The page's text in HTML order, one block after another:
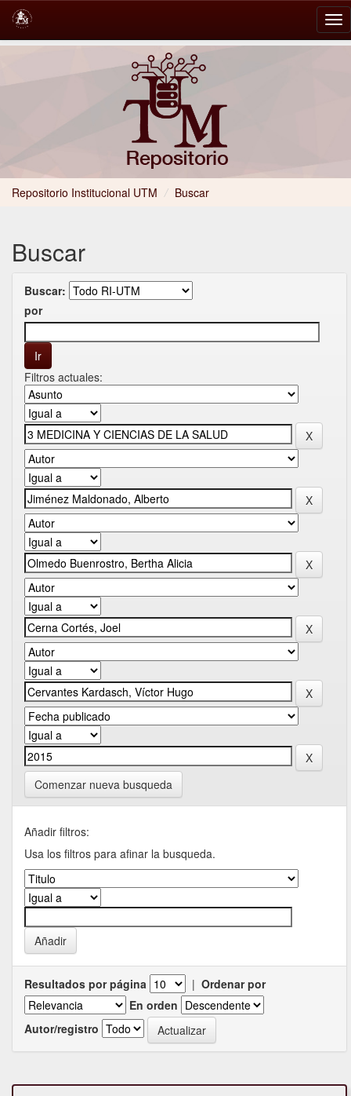
Repositorio Institucional UTM / Buscar
Buscar
Buscar:
por
Filtros actuales:
Comenzar nueva busqueda
Añadir filtros:
Usa los filtros para afinar la busqueda.
Resultados por página | Ordenar por
En orden
Autor/registro